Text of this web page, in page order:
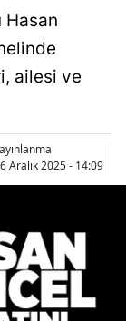
Hasan
ailesi ve
Aralık 2025 - 14:09